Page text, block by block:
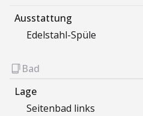
Ausstattung
Edelstahl-Spüle
Bad
Lage
Seitenbad links